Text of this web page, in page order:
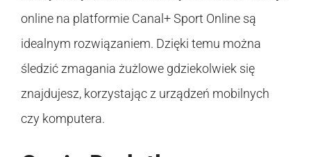
online na platformie Canal+ Sport Online są
idealnym rozwiązaniem. Dzięki temu można
śledzić zmagania żużlowe gdziekolwiek się
znajdujesz, korzystając z urządzeń mobilnych
czy komputera.